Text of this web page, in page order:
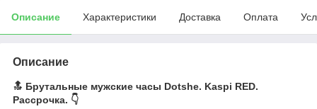
Описание Характеристики Доставка Оплата
Описание
🔝 Брутальные мужские часы Dotshe. Kaspi RED.
Рассрочка. 👇